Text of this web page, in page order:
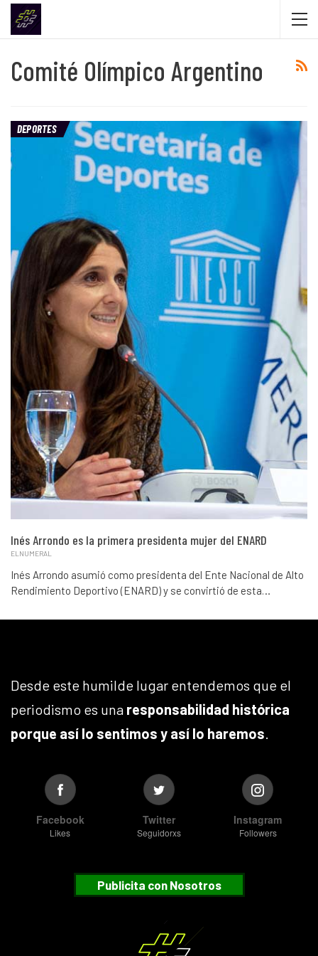
Comité Olímpico Argentino
DEPORTES
Inés Arrondo es la primera presidenta mujer del ENARD
ELNUMERAL
Inés Arrondo asumió como presidenta del Ente Nacional de Alto
Rendimiento Deportivo (ENARD) y se convirtió de esta…
Desde este humilde lugar entendemos que el
periodismo es una responsabilidad histórica
porque así lo sentimos y así lo haremos.
Facebook
Likes
Twitter
Seguidorxs
Instagram
Followers
Publicita con Nosotros